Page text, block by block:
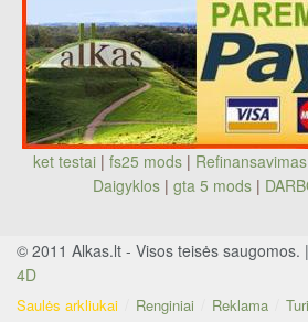
ket testai | fs25 mods| Refinansavimas
Daigyklos| gta 5 mods |
© 2011 Alkas.lt - Visos teisės saugomos. |
4D
Saulės arkliukai Renginiai Reklama